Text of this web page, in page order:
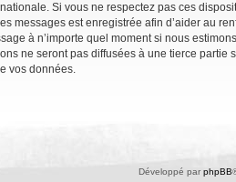
Si vous ne respectez pas ces
messages est enregistrée afin d’aider au
à n’importe quel moment si nous
ne seront pas diffusées à une tierce
vos données.
Développé par phpBB